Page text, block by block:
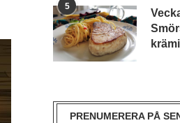
5
PRENUMERERA PÅ